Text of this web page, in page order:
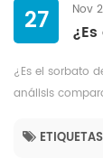
27 Nov
¿Es el sorbato
análisis
preocupa...